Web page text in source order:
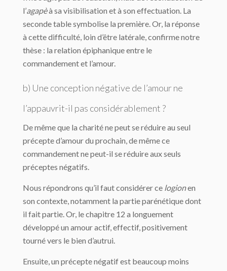
l’agapèà sa visibilisation et à son effectuation. La
seconde table symbolise la première. Or, la réponse
à cette difficulté, loin d’être latérale, confirme notre
thèse : la relation épiphanique entre le
commandement et l’amour.
b) Une conception négative de l’amour ne
l’appauvrit-il pas considérablement ?
De même que la charité ne peut se réduire au seul
précepte d’amour du prochain, de même ce
commandement ne peut-il se réduire aux seuls
préceptes négatifs.
Nous répondrons qu’il faut considérer ce logionen
son contexte, notamment la partie parénétique dont
il fait partie. Or, le chapitre 12 a longuement
développé un amour actif, effectif, positivement
tourné vers le bien d’autrui.
Ensuite, un précepte négatif est beaucoup moins